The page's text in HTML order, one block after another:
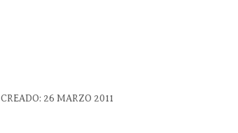
CREADO: 26 MARZO 2011